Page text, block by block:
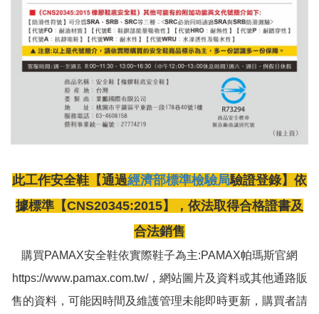
此工作安全鞋【通過經濟部標準檢驗局驗證登錄】依
據標準【CNS20345:2015】，依法取得合格證書及
合法銷售
購買PAMAX安全鞋依實際鞋子為主:PAMAX帕瑪斯官網
https://www.pamax.com.tw/，網站圖片及資料或其他通路販
售的資料，可能因時間及維護管理未能即時更新，購買者請